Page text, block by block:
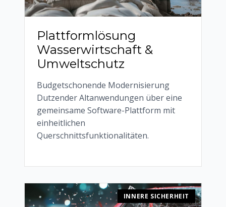
Plattformlösung
Wasserwirtschaft &
Umweltschutz
Budgetschonende Modernisierung
Dutzender Altanwendungen über eine
gemeinsame Software-Plattform mit
einheitlichen
Querschnittsfunktionalitäten.
INNERE SICHERHEIT